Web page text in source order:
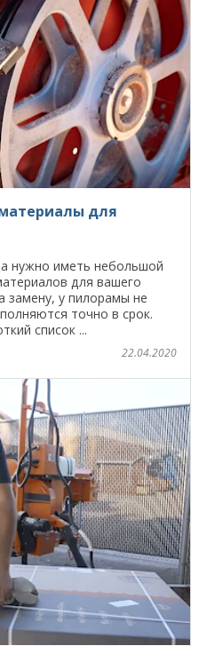
для
нужно иметь небольшой
для вашего
замену, у пилорамы не
точно в срок.
список ...
22.04.2020